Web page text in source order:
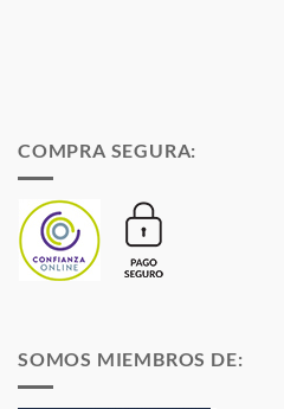
COMPRA SEGURA:
SOMOS MIEMBROS DE: